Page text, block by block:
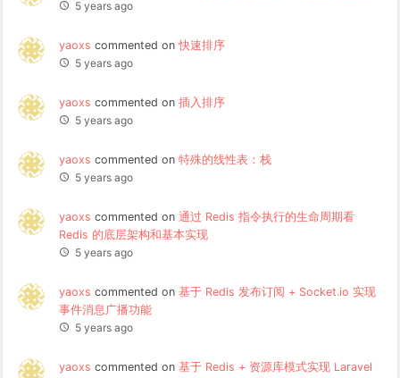
5 years ago
yaoxs commented on 快速排序
5 years ago
yaoxs commented on 插入排序
5 years ago
yaoxs commented on 特殊的线性表：栈
5 years ago
yaoxs commented on 通过 Redis 指令执行的生命周期看
Redis 的底层架构和基本实现
5 years ago
yaoxs commented on 基于 Redis 发布订阅 + Socket.io 实现
事件消息广播功能
5 years ago
yaoxs commented on 基于 Redis + 资源库模式实现 Laravel